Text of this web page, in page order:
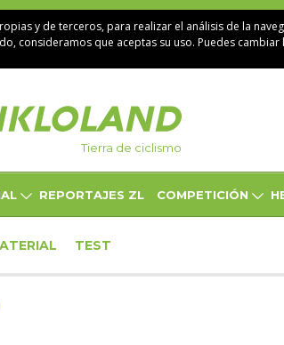
y de terceros, para realizar el análisis de la
consideramos que aceptas su uso. Puedes
Tierra de ciclismo
REPORTAJES ZL COMPETICIÓN
TEST